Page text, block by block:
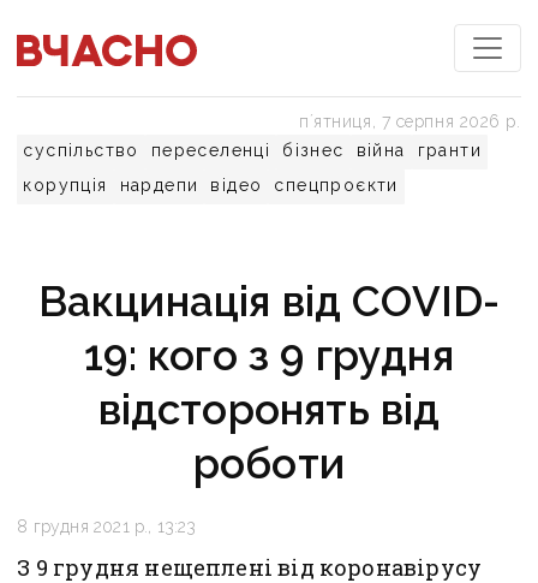
суспільство переселенці бізнес війна
гранти
корупція
нардепи відео спецпроєкти
пʼятниця, 7 серпня 2026 р.
Вакцинація від COVID-
19: кого з 9 грудня
відсторонять від
роботи
8 грудня 2021 р., 13:23
З 9 грудня нещеплені від коронавірусу